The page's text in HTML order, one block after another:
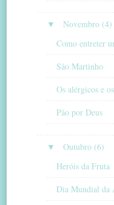
▼
Novembro (4)
Como entreter
São Martinho
Os alérgicos e
Pão por Deus
▼
Outubro (6)
Heróis da Fruta
Dia Mundial da